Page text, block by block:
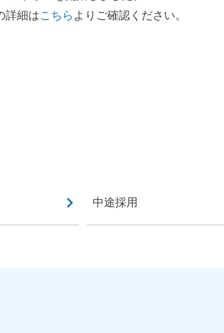
詳細はこちら よりご確認ください。
中途採用